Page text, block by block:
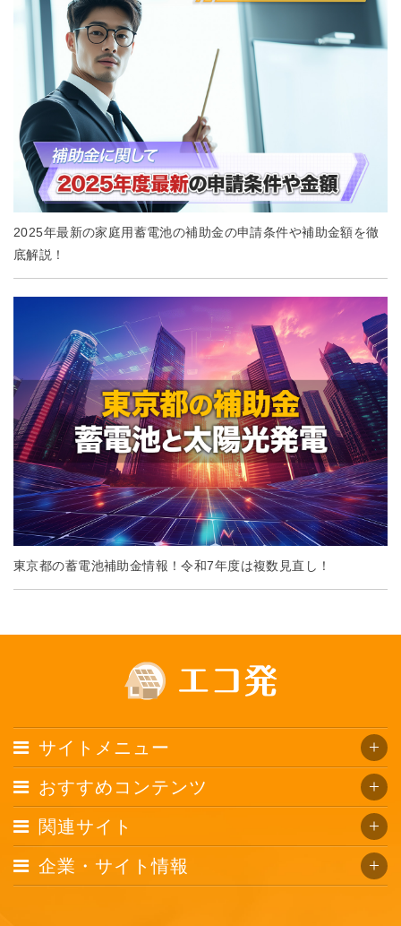
2025年最新の家庭用蓄電池の補助金の申請条件や補助金額を徹
底解説！
東京都の蓄電池補助金情報！令和7年度は複数見直し！
サイトメニュー
おすすめコンテンツ
関連サイト
企業・サイト情報